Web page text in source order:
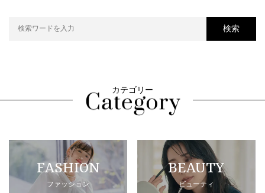
検索
カテゴリー
FASHION
ファッション
BEAUTY
ビューティ